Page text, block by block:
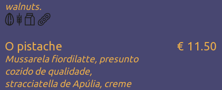
walnuts.
O pistache
Mussarela fiordilatte, presunto
cozido de qualidade,
stracciatella de Apúlia, creme
€ 11.50